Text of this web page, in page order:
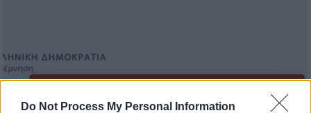
Do Not Process My Personal Information